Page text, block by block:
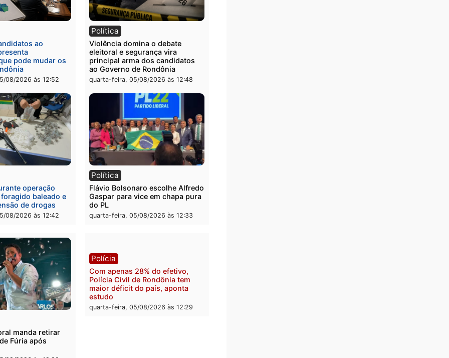
Civil prende dois homens
tráfico e posse de
Itapuã
06/08/2026 às 08:59
Polícia
de picanha e reagir a seguranças
em supermercado
quinta-feira, 06/08/2026 às 08:56
candidatos ao
e apresenta
que pode mudar os
de Rondônia
Violência domina o debate
eleitoral e segurança vira
principal arma dos candidatos
ao Governo de Rondônia
durante operação
com foragido baleado e